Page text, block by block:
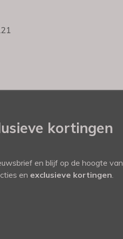
kortingen
en blijf op de hoogte van
en exclusieve kortingen.